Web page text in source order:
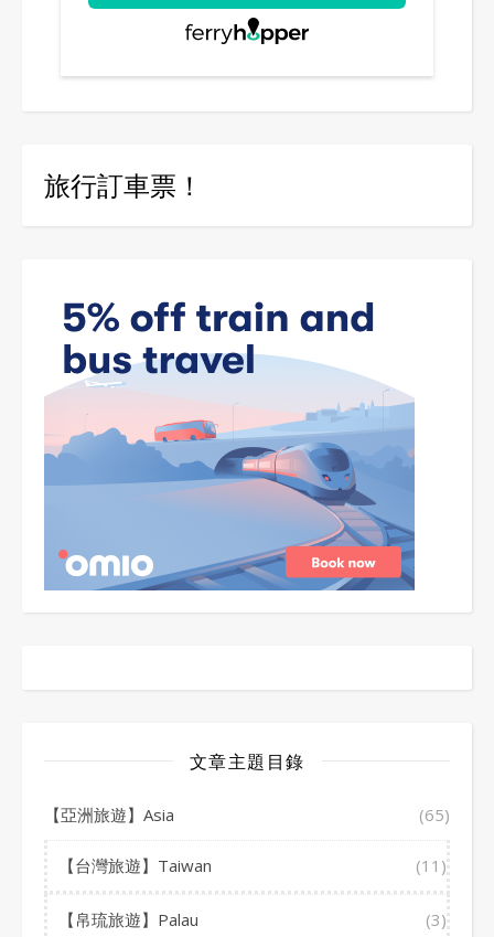
旅行訂車票！
文章主題目錄
【亞洲旅遊】Asia (65)
【台灣旅遊】Taiwan (11)
【帛琉旅遊】Palau (3)